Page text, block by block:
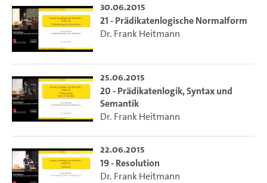
30.06.2015
21 - Prädikatenlogische Normalform
Dr. Frank Heitmann
25.06.2015
20 - Prädikatenlogik, Syntax und
Semantik
Dr. Frank Heitmann
22.06.2015
19 - Resolution
Dr. Frank Heitmann